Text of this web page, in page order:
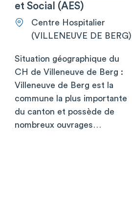
et Social (AES)
Centre Hospitalier
(VILLENEUVE DE BERG)
Situation géographique du
CH de Villeneuve de Berg :
Villeneuve de Berg est la
commune la plus importante
du canton et possède de
nombreux ouvrages…